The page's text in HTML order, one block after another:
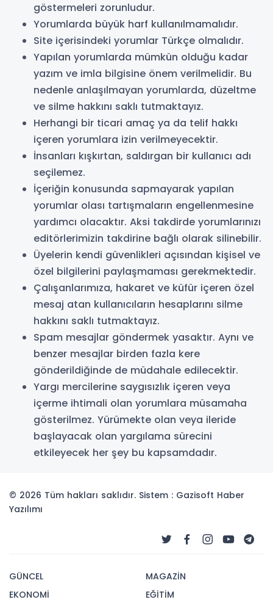
göstermeleri zorunludur.
Yorumlarda büyük harf kullanılmamalıdır.
Site içerisindeki yorumlar Türkçe olmalıdır.
Yapılan yorumlarda mümkün olduğu kadar
yazım ve imla bilgisine önem verilmelidir. Bu
nedenle anlaşılmayan yorumlarda, düzeltme
ve silme hakkını saklı tutmaktayız.
Herhangi bir ticari amaç ya da telif hakkı
içeren yorumlara izin verilmeyecektir.
İnsanları kışkırtan, saldırgan bir kullanıcı adı
seçilemez.
İçeriğin konusunda sapmayarak yapılan
yorumlar olası tartışmaların engellenmesine
yardımcı olacaktır. Aksi takdirde yorumlarınızı
editörlerimizin takdirine bağlı olarak silinebilir.
Üyelerin kendi güvenlikleri açısından kişisel ve
özel bilgilerini paylaşmaması gerekmektedir.
Çalışanlarımıza, hakaret ve küfür içeren özel
mesaj atan kullanıcıların hesaplarını silme
hakkını saklı tutmaktayız.
Spam mesajlar göndermek yasaktır. Aynı ve
benzer mesajlar birden fazla kere
gönderildiğinde de müdahale edilecektir.
Yargı mercilerine saygısızlık içeren veya
içerme ihtimali olan yorumlara müsamaha
gösterilmez. Yürümekte olan veya ileride
başlayacak olan yargılama sürecini
etkileyecek her şey bu kapsamdadır.
© 2026 Tüm hakları saklıdır. Sistem : Gazisoft Haber
Yazılımı
GÜNCEL
EKONOMİ
MAGAZİN
EĞİTİM